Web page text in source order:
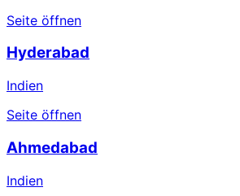
Seite öffnen
Hyderabad
Indien
Seite öffnen
Ahmedabad
Indien